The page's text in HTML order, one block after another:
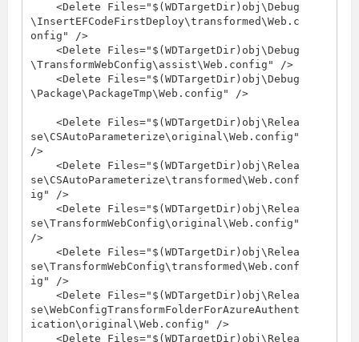
\InsertEFCodeFirstDeploy\transformed\Web.c
onfig" />
\TransformWebConfig\assist\Web.config" />
\Package\PackageTmp\Web.config" />
se\CSAutoParameterize\original\Web.config"
/>
se\CSAutoParameterize\transformed\Web.conf
ig" />
se\TransformWebConfig\original\Web.config"
/>
se\TransformWebConfig\transformed\Web.conf
ig" />
se\WebConfigTransformFolderForAzureAuthent
ication\original\Web.config" />